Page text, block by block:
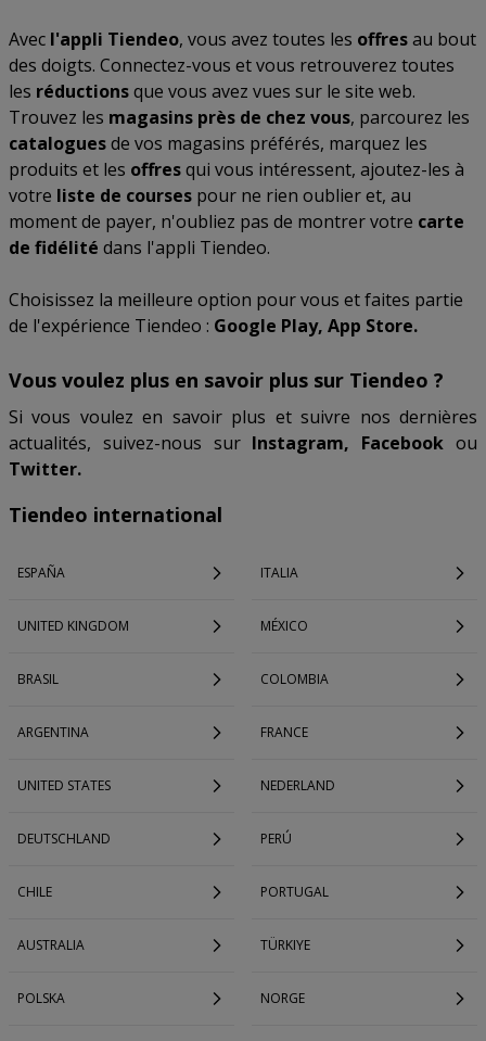
Avec l'appli Tiendeo, vous avez toutes les offresau bout
des doigts. Connectez-vous et vous retrouverez toutes
les réductionsque vous avez vues sur le site web.
Trouvez les magasins près de chez vous, parcourez les
cataloguesde vos magasins préférés, marquez les
produits et les offresqui vous intéressent, ajoutez-les à
votre liste de courses pour ne rien oublier et, au
moment de payer, n'oubliez pas de montrer votre carte
de fidélité dans l'appli Tiendeo.
Choisissez la meilleure option pour vous et faites partie
de l'expérience Tiendeo : Google Play, App Store.
Vous voulez plus en savoir plus sur Tiendeo ?
Si vous voulez en savoir plus et suivre nos dernières
actualités, suivez-nous sur Instagram, Facebook ou
Twitter.
Tiendeo international
ESPAÑA ITALIA
UNITED KINGDOM MÉXICO
BRASIL COLOMBIA
ARGENTINA FRANCE
UNITED STATES NEDERLAND
DEUTSCHLAND PERÚ
CHILE PORTUGAL
AUSTRALIA TÜRKIYE
POLSKA NORGE